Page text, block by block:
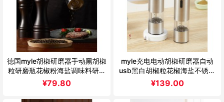
德国myle胡椒研磨器手动黑胡椒
粒研磨瓶花椒粉海盐调味料研磨
瓶木
¥79.80
myle充电电动胡椒研磨器自动
usb黑白胡椒粒花椒海盐不锈钢
磨粉瓶
¥139.00